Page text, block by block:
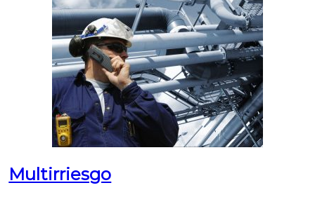
Multirriesgo